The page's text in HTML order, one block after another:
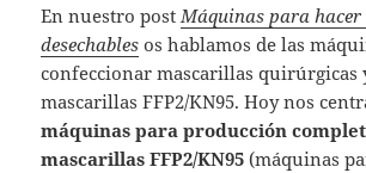
En nuestro postMáquinas para
desechables os hablamos de las
confeccionar mascarillas quirúrgicas
mascarillas FFP2/KN95. Hoy nos
máquinas para producción
mascarillas FFP2/KN95 (máquinas